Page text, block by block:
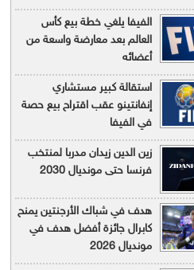
الفيفا يلغي خطة بيع كأس
العالم بعد معارضة واسعة من
أعضائه
استقالة كبير مستشاري
إنفانتينو عقب اقتراح بيع حصة
في الفيفا
زين الدين زيدان مدربا لمنتخب
فرنسا حتى مونديال 2030
هدف في شباك الأرجنتين يمنح
كابرال جائزة أفضل هدف في
مونديال 2026